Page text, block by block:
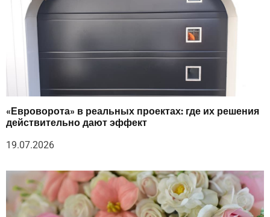
«Евроворота» в реальных проектах: где их решения
действительно дают эффект
19.07.2026